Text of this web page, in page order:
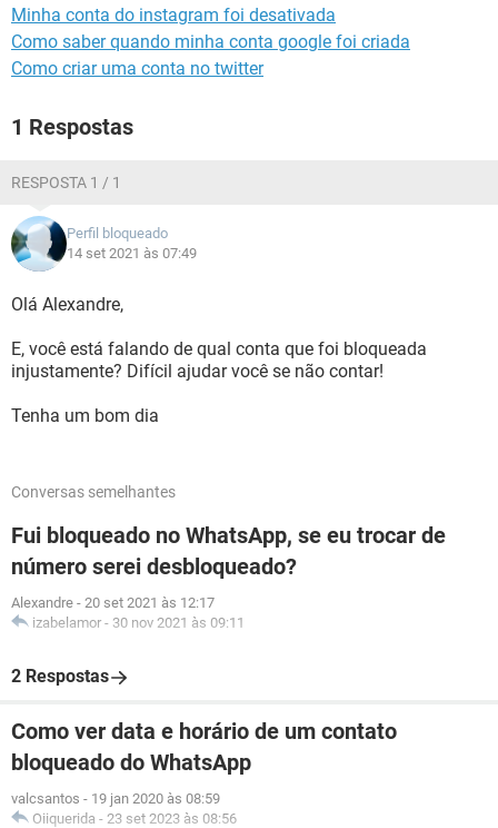
Minha conta do instagram foi desativada
Como saber quando minha conta google foi criada
Como criar uma conta no twitter
1 Respostas
RESPOSTA 1 / 1
Perfil bloqueado
14 set 2021 às 07:49
Olá Alexandre,
E, você está falando de qual conta que foi bloqueada
injustamente? Difícil ajudar você se não contar!
Tenha um bom dia
Conversas semelhantes
Fui bloqueado no WhatsApp, se eu trocar de
número serei desbloqueado?
Alexandre - 20 set 2021 às 12:17
izabelamor - 30 nov 2021 às 09:11
2 Respostas
Como ver data e horário de um contato
bloqueado do WhatsApp
valcsantos - 19 jan 2020 às 08:59
Oiiquerida - 23 set 2023 às 08:56